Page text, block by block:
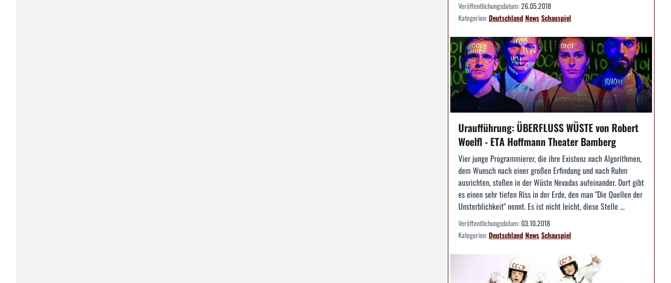
Veröffentlichungsdatum:26.05.2018
Kategorien:DeutschlandNewsSchauspiel
Uraufführung: ÜBERFLUSS WÜSTE von Robert
Woelfl - ETA Hoffmann Theater Bamberg
Vier junge Programmierer, die ihre Existenz nach Algorithmen,
dem Wunsch nach einer großen Erfindung und nach Ruhm
ausrichten, stoßen in der Wüste Nevadas aufeinander. Dort gibt
es einen sehr tiefen Riss in der Erde, den man "Die Quellen der
Unsterblichkeit" nennt. Es ist nicht leicht, diese Stelle ...
Veröffentlichungsdatum:03.10.2018
Kategorien:DeutschlandNewsSchauspiel